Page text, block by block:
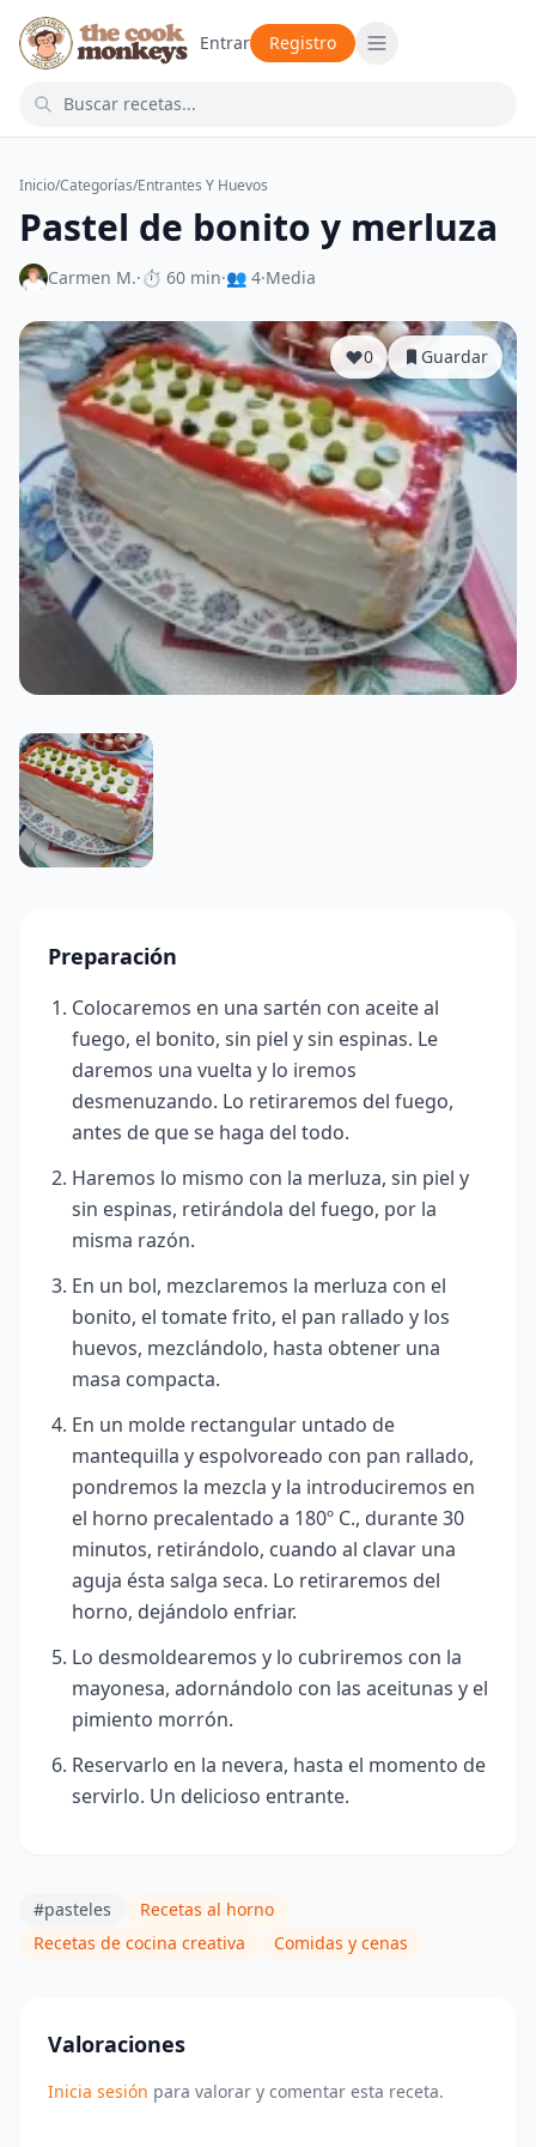
Entrar Registro
Inicio/Categorías/Entrantes Y Huevos
Pastel de bonito y merluza
Carmen M.·⏱ 60 min·👥 4·Media
0 Guardar
Preparación
Colocaremos en una sartén con aceite al
fuego, el bonito, sin piel y sin espinas. Le
daremos una vuelta y lo iremos
desmenuzando. Lo retiraremos del fuego,
antes de que se haga del todo.
Haremos lo mismo con la merluza, sin piel y
sin espinas, retirándola del fuego, por la
misma razón.
En un bol, mezclaremos la merluza con el
bonito, el tomate frito, el pan rallado y los
huevos, mezclándolo, hasta obtener una
masa compacta.
En un molde rectangular untado de
mantequilla y espolvoreado con pan rallado,
pondremos la mezcla y la introduciremos en
el horno precalentado a 180º C., durante 30
minutos, retirándolo, cuando al clavar una
aguja ésta salga seca. Lo retiraremos del
horno, dejándolo enfriar.
Lo desmoldearemos y lo cubriremos con la
mayonesa, adornándolo con las aceitunas y el
pimiento morrón.
Reservarlo en la nevera, hasta el momento de
servirlo. Un delicioso entrante.
#pasteles
Recetas al horno
Recetas de cocina creativa
Comidas y cenas
Valoraciones
Inicia sesión para valorar y comentar esta receta.